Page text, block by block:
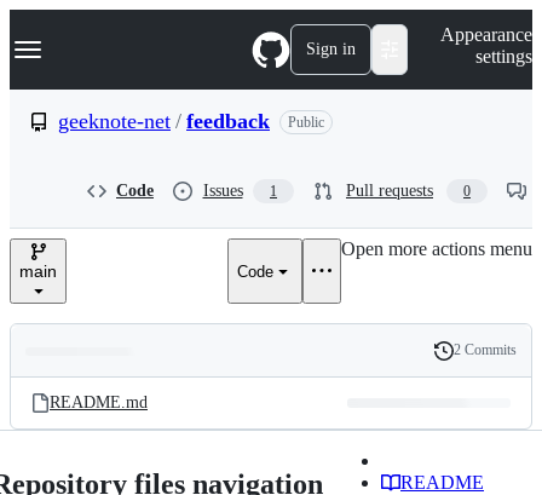
k
p
e
Navigation Menu Sign in
Appearance
settings
geeknote-net / feedback Public
Code Issues 1 Pull requests 0
main Code
Open more actions menu
and
files
Latest
commit
History
2 Commits
README.md
files navigation README